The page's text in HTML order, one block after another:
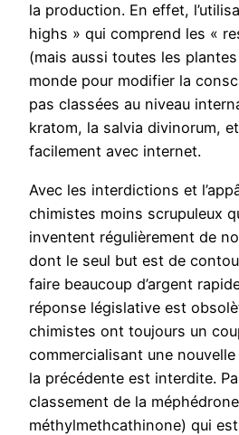
la production. En effet,
highs » qui comprend les «
(mais aussi toutes les
monde pour modifier la
pas classées au niveau
kratom, la salvia divinorum,
facilement avec internet.
Avec les interdictions et
chimistes moins scrupuleux
inventent régulièrement de
dont le seul but est de
faire beaucoup d’argent
réponse législative est
chimistes ont toujours un
commercialisant une
la précédente est interdite.
classement de la
méthylmethcathinone) qui